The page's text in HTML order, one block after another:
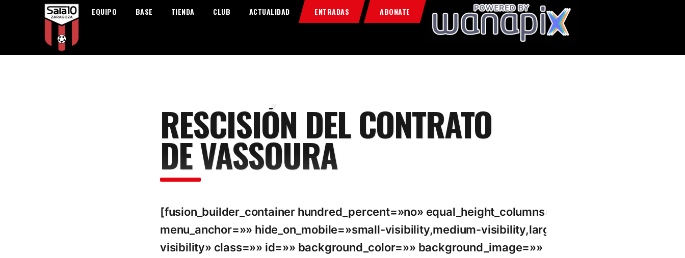
EQUIPO BASE TIENDA CLUB ACTUALIDAD ENTRADAS ABONATE
Home
Food & Drink
RESCISIÓN DEL CONTRATO
DE VASSOURA
[fusion_builder_container hundred_percent=»no» equal_height_columns=»no»
menu_anchor=»» hide_on_mobile=»small-visibility,medium-visibility,large-
visibility» class=»» id=»» background_color=»» background_image=»»